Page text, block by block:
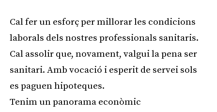
Cal fer un esforç per millorar les condicions
laborals dels nostres professionals sanitaris.
Cal assolir que, novament, valgui la pena ser
sanitari. Amb vocació i esperit de servei sols
es paguen hipoteques.
Tenim un panorama econòmic